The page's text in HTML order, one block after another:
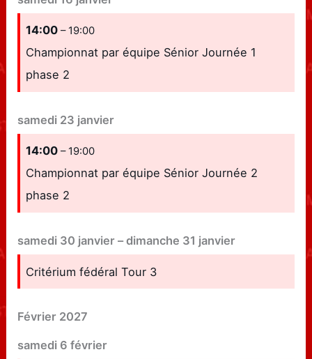
14:00– 19:00
Championnat par équipe Sénior Journée 1
phase 2
samedi 23 janvier
14:00– 19:00
Championnat par équipe Sénior Journée 2
phase 2
samedi 30 janvier –dimanche 31 janvier
Critérium fédéral Tour 3
Février 2027
samedi 6 février